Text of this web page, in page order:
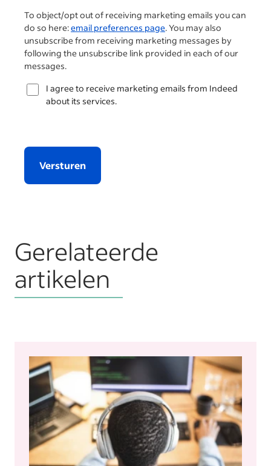
To object/opt out of receiving marketing emails you can
do so here:email preferences page. You may also
unsubscribe from receiving marketing messages by
following the unsubscribe link provided in each of our
messages.
I agree to receive marketing emails from Indeed
about its services.
Versturen
Gerelateerde
artikelen